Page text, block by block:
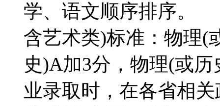
学、语文顺序排序。
含艺术类)标准：物理(
史)A加3分，物理(或
业录取时，在各省相